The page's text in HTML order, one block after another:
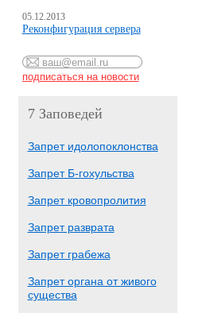
05.12.2013
Реконфигурация сервера
7 Заповедей
Запрет идолопоклонства
Запрет Б-гохульства
Запрет кровопролития
Запрет разврата
Запрет грабежа
Запрет органа от живого
существа